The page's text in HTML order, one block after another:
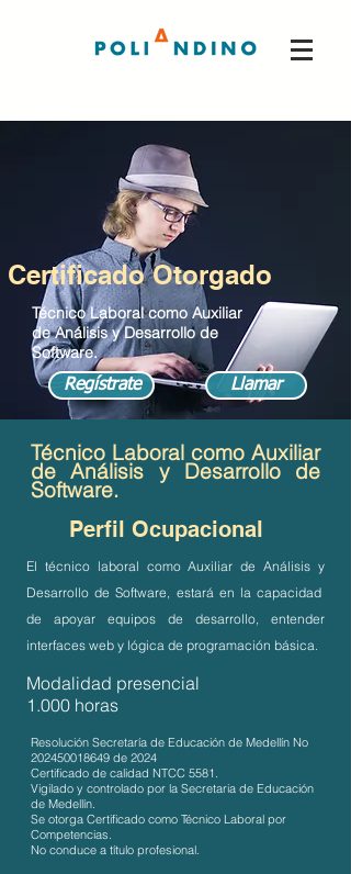
Certificado Otorgado
Técnico Laboral como Auxiliar
de Análisis y Desarrollo de
Software.
Regístrate Llamar
Técnico Laboral como Auxiliar
de Análisis y Desarrollo de
Software.
Perfil Ocupacional
El técnico laboral como Auxiliar de Análisis y
Desarrollo de Software, estará en la capacidad
de apoyar equipos de desarrollo, entender
interfaces web y lógica de programación básica.
Modalidad presencial
1.000 horas
Resolución Secretaría de Educación de Medellín No
202450018649 de 2024
Certificado de calidad NTCC 5581.
Vigilado y controlado por la Secretaria de Educación
de Medellín.
Se otorga Certificado como Técnico Laboral por
Competencias.
No conduce a título profesional.